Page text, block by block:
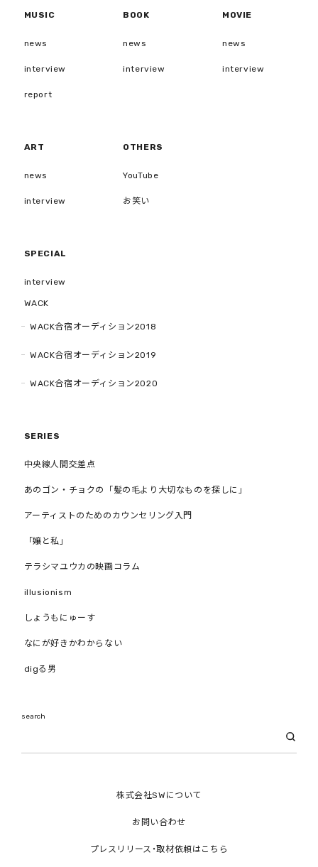
株式会社SWについて
お問い合わせ
プレスリリース・取材依頼はこちら
MUSIC
news
interview
report
BOOK
news
interview
MOVIE
news
interview
ART
news
interview
OTHERS
YouTube
お笑い
SPECIAL
interview
WACK
WACK合宿オーディション2018
WACK合宿オーディション2019
WACK合宿オーディション2020
SERIES
中央線人間交差点
あのゴン・チョクの「髪の毛より大切なものを探しに」
アーティストのためのカウンセリング入門
「嬢と私」
テラシマユウカの映画コラム
illusionism
しょうもにゅーす
なにが好きかわからない
digる男
search